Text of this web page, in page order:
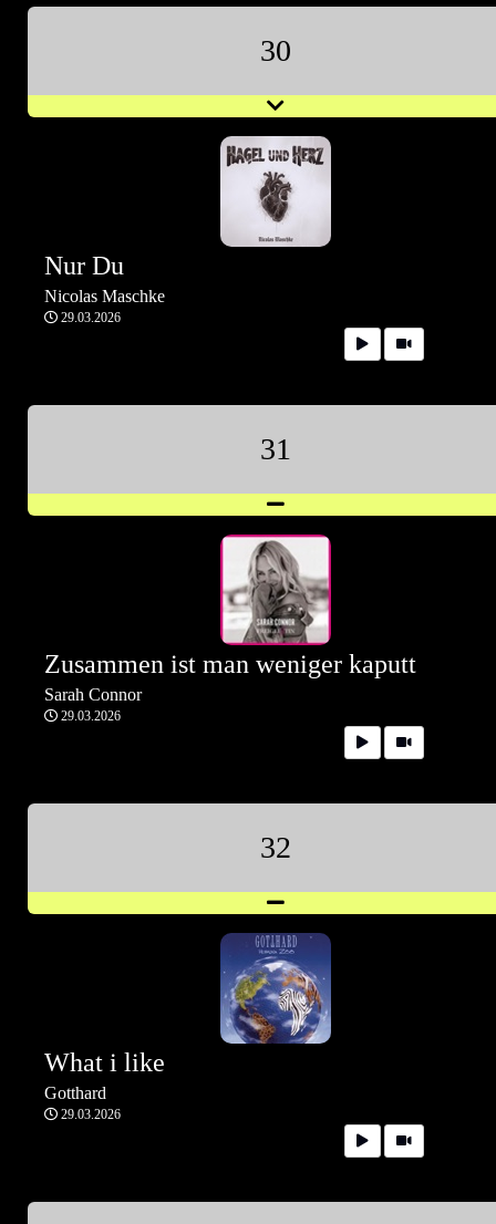
30
Nur Du
Nicolas Maschke
29.03.2026
31
Zusammen ist man weniger kaputt
Sarah Connor
29.03.2026
32
What i like
Gotthard
29.03.2026